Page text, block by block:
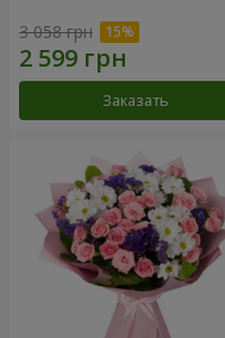
3 058 грн
Заказать